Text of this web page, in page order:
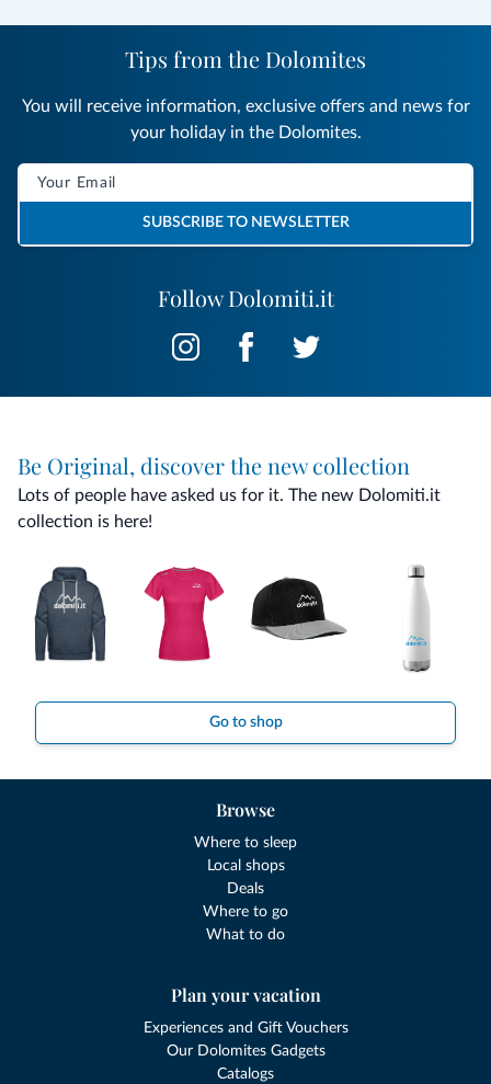
Follow Dolomiti.it
Tips from the Dolomites
You will receive information, exclusive offers and news for
your holiday in the Dolomites.
SUBSCRIBE TO NEWSLETTER
Be Original, discover the new collection
Lots of people have asked us for it. The new Dolomiti.it
collection is here!
Go to shop
Browse
Where to sleep
Local shops
Deals
Where to go
What to do
Plan your vacation
Experiences and Gift Vouchers
Our Dolomites Gadgets
Catalogs